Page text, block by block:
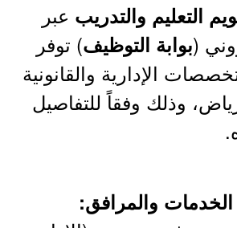
التعليم والتدريب عبر
(بوابة التوظيف) توفر
الإدارية والقانونية
وذلك وفقاً للتفاصيل